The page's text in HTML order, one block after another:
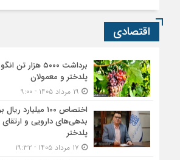
اقتصادی
برداشت ۵۰۰۰
پلدختر و معمولان
اختصاص ۱۰۰
بدهی‌های دارویی و
پلدختر